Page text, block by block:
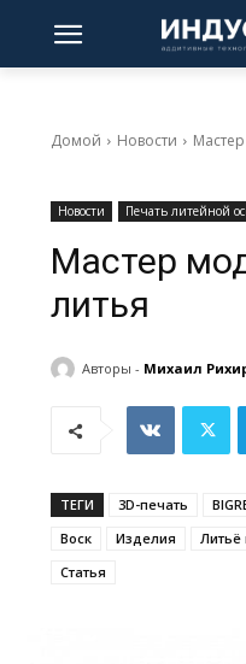
Домой Новости
Новости Печать литейной
Мастер
литья
Авторы - Михаил
ТЕГИ 3D-печать
Воск
Изделия Литьё
Статья